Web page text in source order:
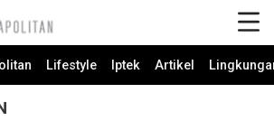
Lifestyle Iptek Artikel